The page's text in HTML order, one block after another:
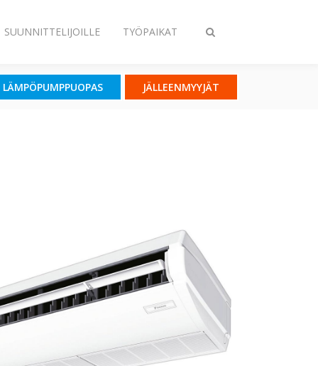
Vaihda
SUUNNITTELIJOILLE TYÖPAIKAT
LÄMPÖPUMPPUOPAS JÄLLEENMYYJÄT